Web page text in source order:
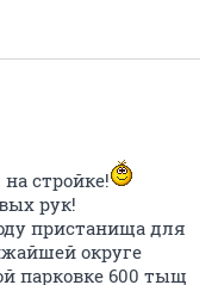
стройке!
рук!
пристанища для
округе
парковке 600 тыщ